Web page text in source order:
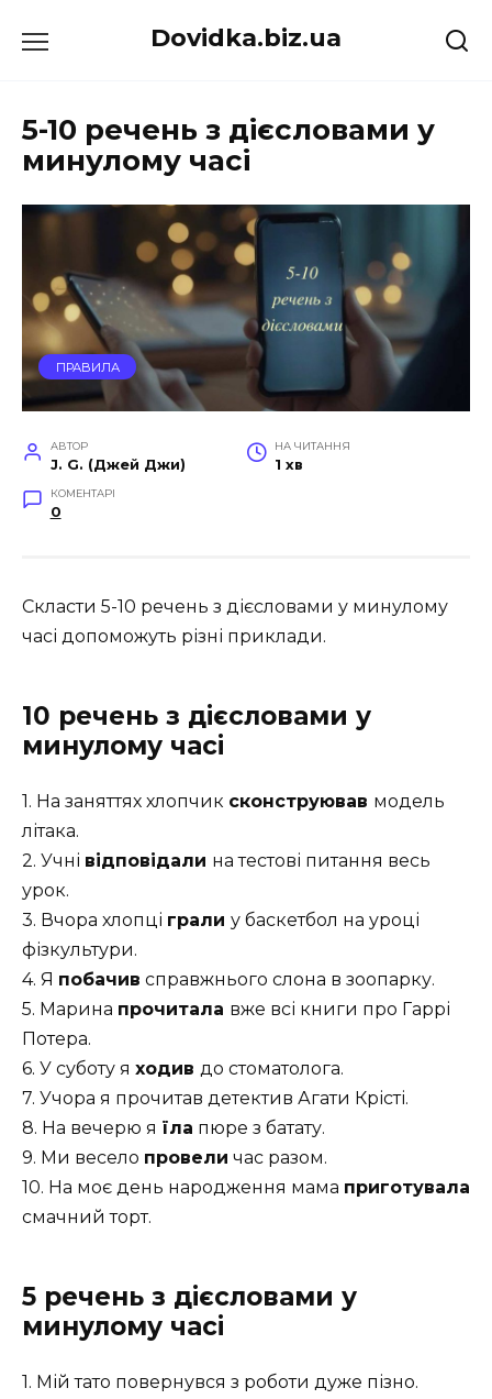
до
Dovidka.biz.ua
5-10 речень з дієсловами у
минулому часі
ПРАВИЛА
АВТОР
J. G. (Джей Джи)
НА ЧИТАННЯ
1 хв
КОМЕНТАРІ
0
Скласти 5-10 речень з дієсловами у минулому
часі допоможуть різні приклади.
10 речень з дієсловами у
минулому часі
1. На заняттях хлопчик сконструював модель
літака.
2. Учні відповідали на тестові питання весь
урок.
3. Вчора хлопці грали у баскетбол на уроці
фізкультури.
4. Я побачив справжнього слона в зоопарку.
5. Марина прочитала вже всі книги про Гаррі
Потера.
6. У суботу я ходив до стоматолога.
7. Учора я прочитав детектив Агати Крісті.
8. На вечерю я їла пюре з батату.
9. Ми весело провели час разом.
10. На моє день народження мама приготувала
смачний торт.
5 речень з дієсловами у
минулому часі
1. Мій тато повернувся з роботи дуже пізно.